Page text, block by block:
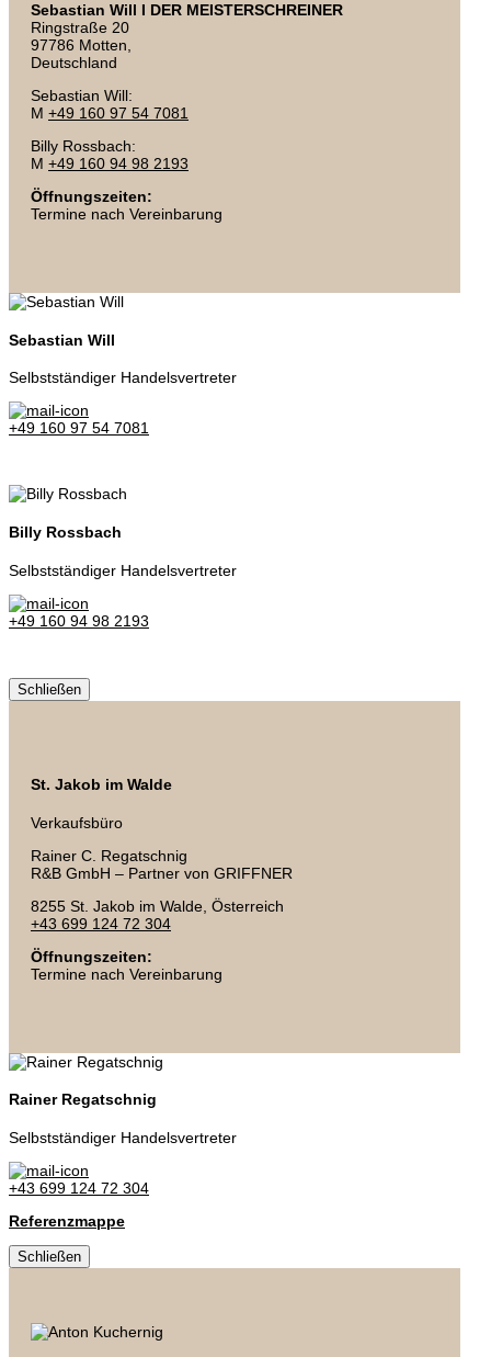
Sebastian Will I DER MEISTERSCHREINER
Ringstraße 20
97786 Motten,
Deutschland
Sebastian Will:
M +49 160 97 54 7081
Billy Rossbach:
M +49 160 94 98 2193
Öffnungszeiten:
Termine nach Vereinbarung
Sebastian Will
Selbstständiger Handelsvertreter
+49 160 97 54 7081
Billy Rossbach
Selbstständiger Handelsvertreter
+49 160 94 98 2193
Schließen
St. Jakob im Walde
Verkaufsbüro
Rainer C. Regatschnig
R&B GmbH – Partner von GRIFFNER
8255 St. Jakob im Walde, Österreich
+43 699 124 72 304
Öffnungszeiten:
Termine nach Vereinbarung
Rainer Regatschnig
Selbstständiger Handelsvertreter
+43 699 124 72 304
Referenzmappe
Schließen